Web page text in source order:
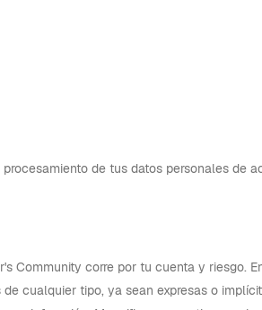
de tus datos personales de
Community corre por tu cuenta y riesgo.
cualquier tipo, ya sean expresas o